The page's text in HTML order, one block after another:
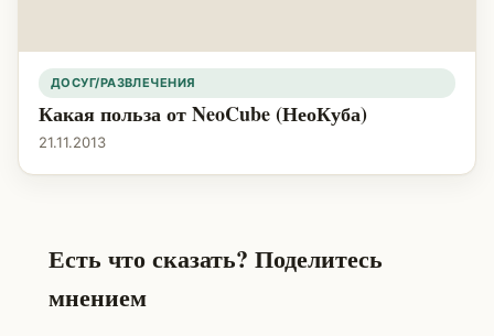
ДОСУГ/РАЗВЛЕЧЕНИЯ
Какая польза от NeoCube (НеоКуба)
21.11.2013
Есть что сказать? Поделитесь
мнением